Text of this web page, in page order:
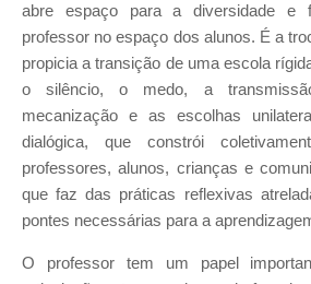
abre espaço para a diversidade e
professor no espaço dos alunos. É a
propicia a transição de uma escola
o silêncio, o medo, a
mecanização e as escolhas
dialógica, que constrói
professores, alunos, crianças e
que faz das práticas reflexivas
pontes necessárias para a
O professor tem um papel